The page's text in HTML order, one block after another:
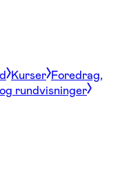
Kurser Foredrag,
rundvisninger